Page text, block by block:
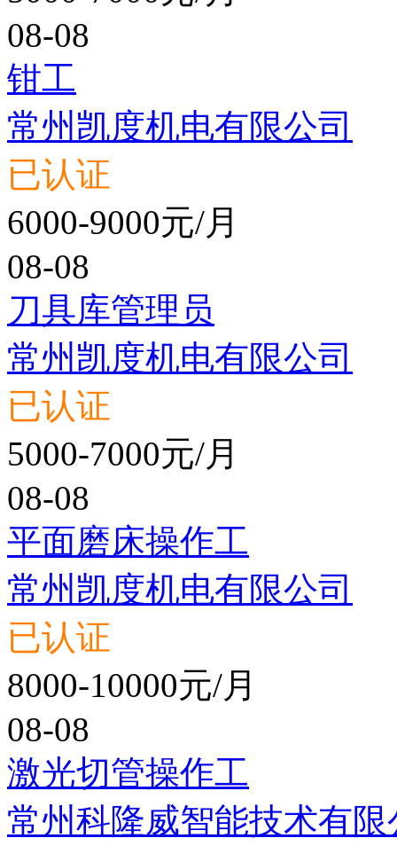
08-08
钳工
常州凯度机电有限公司
已认证
6000-9000元/月
08-08
刀具库管理员
常州凯度机电有限公司
已认证
5000-7000元/月
08-08
平面磨床操作工
常州凯度机电有限公司
已认证
8000-10000元/月
08-08
激光切管操作工
常州科隆威智能技术有限